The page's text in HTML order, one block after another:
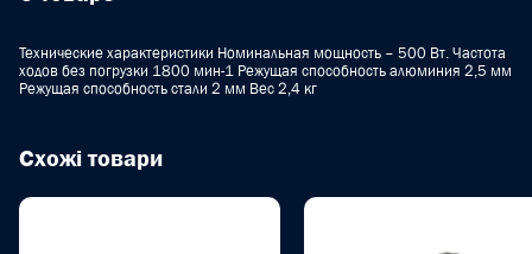
Технические характеристики Номинальная мощность – 500 Вт. Частота
ходов без погрузки 1800 мин-1 Режущая способность алюминия 2,5 мм
Режущая способность стали 2 мм Вес 2,4 кг
Схожі товари